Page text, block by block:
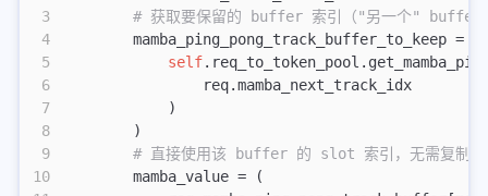
3
4
5
6
7
8
9
10
# 获取要保留的 buffer 索引（"另一个" buffer
        mamba_ping_pong_track_buffer_to_keep = (
            self
                req.mamba_next_track_idx
            )
        )
        # 直接使用该 buffer 的 slot 索引，无需复制！
        mamba_value = (